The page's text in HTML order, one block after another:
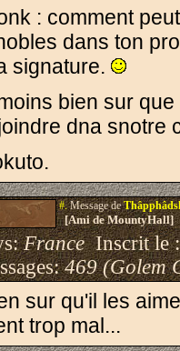
: comment
dans ton
signature.
bien sur
dna snotre
#.Message de
[Ami de MountyHall]
FranceInscrit le
469 (Golem
sur qu'il les
trop mal...